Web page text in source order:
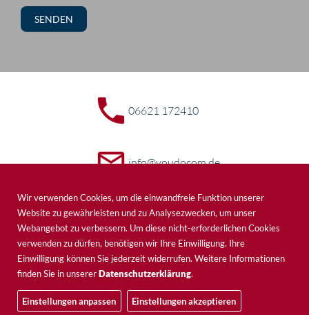
06621 172410
info@youdocom.de
Europaallee 2,
36251 Bad Hersfeld
AGB Datenschutz Impressum Kontakt
Wir verwenden Cookies, um die einwandfreie Funktion unserer
Website zu gewährleisten und zu Analysezwecken, um unser
Webangebot zu verbessern. Um diese nicht-erforderlichen Cookies
verwenden zu dürfen, benötigen wir Ihre Einwilligung. Ihre
Einwilligung können Sie jederzeit widerrufen. Weitere Informationen
finden Sie in unsererDatenschutzerklärung.
Einstellungen anpassen Einstellungen akzeptieren